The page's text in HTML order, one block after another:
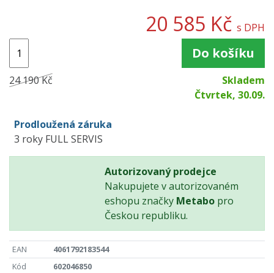
20 585 Kč s DPH
Do košíku
24 190 Kč
Skladem
Čtvrtek, 30.09.
Prodloužená záruka
3 roky FULL SERVIS
Autorizovaný prodejce
Nakupujete v autorizovaném
eshopu značky Metabo pro
Českou republiku.
EAN
4061792183544
Kód
602046850